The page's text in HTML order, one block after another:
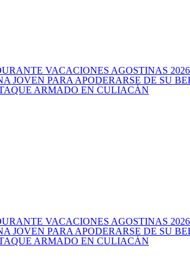
VACACIONES AGOSTINAS 2026
JOVEN PARA APODERARSE DE SU
ARMADO EN CULIACÁN
VACACIONES AGOSTINAS 2026
JOVEN PARA APODERARSE DE SU
ARMADO EN CULIACÁN